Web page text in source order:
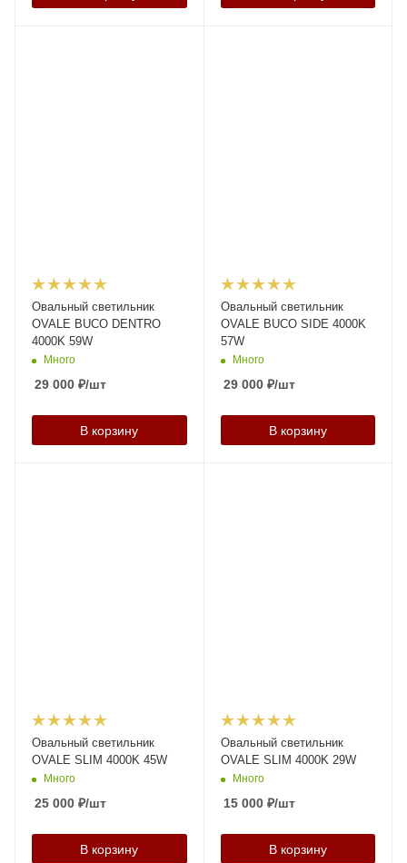
Овальный светильник
OVALE BUCO DENTRO
4000K 59W
Много
29 000 ₽/шт
В корзину
Овальный светильник
OVALE BUCO SIDE 4000K
57W
Много
29 000₽/шт
В корзину
Овальный светильник
OVALE SLIM 4000K 45W
Много
25 000 ₽/шт
В корзину
Овальный светильник
OVALE SLIM 4000K 29W
Много
15 000₽/шт
В корзину